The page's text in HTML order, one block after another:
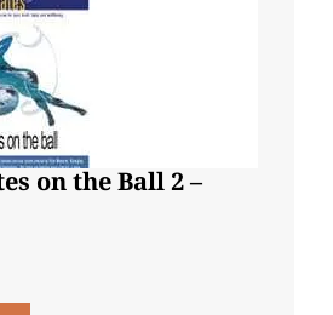
on the Ball 2 –